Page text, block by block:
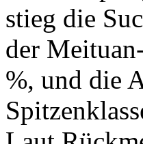
stieg die
der
%, und die